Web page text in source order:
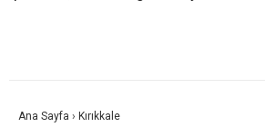
Ana Sayfa › Kırıkkale